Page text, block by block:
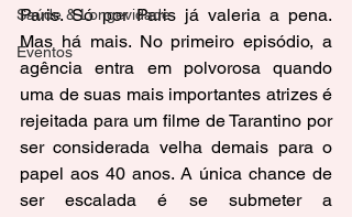
Saúde & Longevidade
Eventos
Paris. Só por Paris já valeria a pena.
Mas há mais. No primeiro episódio, a
agência entra em polvorosa quando
uma de suas mais importantes atrizes é
rejeitada para um filme de Tarantino por
ser considerada velha demais para o
papel aos 40 anos. A única chance de
ser escalada é se submeter a